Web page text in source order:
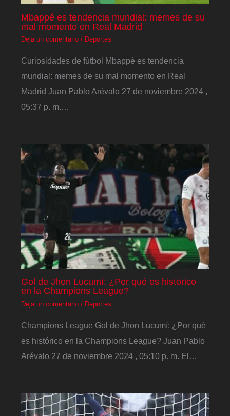
Mbappé es tendencia mundial: memes de su
mal momento en Real Madrid
Deja un comentario / Deportes
Curiosidades de fútbol Mbappé es tendencia
mundial: memes de su mal momento en Real
Madrid Juan Pablo Arévalo 27 de noviembre 2024 ,
05:37 p. m.…
Gol de Jhon Lucumí: ¿Por qué es histórico
en la Champions League?
Deja un comentario / Deportes
Champions League Gol de Jhon Lucumí: ¿Por qué
es histórico en la Champions League? Juan Pablo
Arévalo 27 de noviembre 2024 , 05:10 p. m. El…